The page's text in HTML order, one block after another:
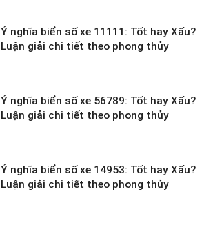
Ý nghĩa biển số xe 11111: Tốt hay Xấu?
Luận giải chi tiết theo phong thủy
Ý nghĩa biển số xe 56789: Tốt hay Xấu?
Luận giải chi tiết theo phong thủy
Ý nghĩa biển số xe 14953: Tốt hay Xấu?
Luận giải chi tiết theo phong thủy